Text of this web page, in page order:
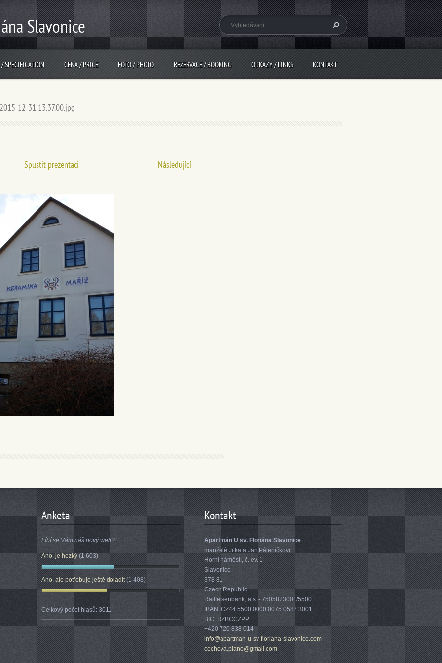
Slavonice
SPECIFICATION CENA / PRICE FOTO / PHOTO REZERVACE / BOOKING ODKAZY / LINKS KONTAKT
2015-12-31 13.37.00.jpg
Spustit prezentaci Následující
Anketa
Líbí se Vám náš nový web?
Ano, je hezký (1 603)
Ano, ale potřebuje ještě doladit (1 408)
Celkový počet hlasů:3011
Kontakt
Apartmán U sv. Floriána Slavonice
manželé Jitka a Jan Páleníčkovi
Horní náměstí, č. ev. 1
Slavonice
378 81
Czech Republic
Raiffeisenbank, a.s. - 7505873001/5500
IBAN: CZ44 5500 0000 0075 0587 3001
BIC: RZBCCZPP
+420 720 838 014
info@apartman-u-sv-floriana-slavonice.com
cechova.piano@gmail.com